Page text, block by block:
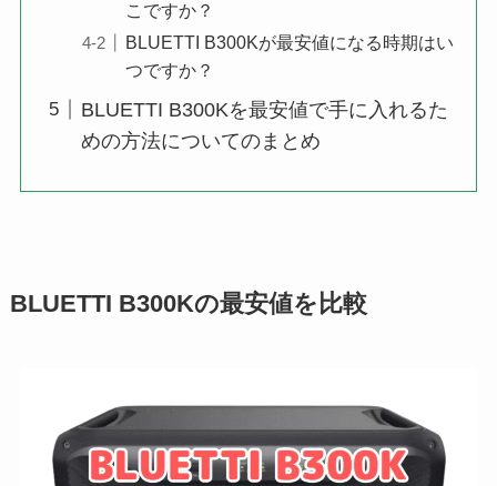
こですか？
BLUETTI B300Kが最安値になる時期はい
つですか？
BLUETTI B300Kを最安値で手に入れるた
めの方法についてのまとめ
BLUETTI B300Kの最安値を比較